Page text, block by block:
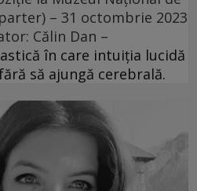
– 31 octombrie 2023
Călin Dan –
în care intuiția lucidă
să ajungă cerebrală.